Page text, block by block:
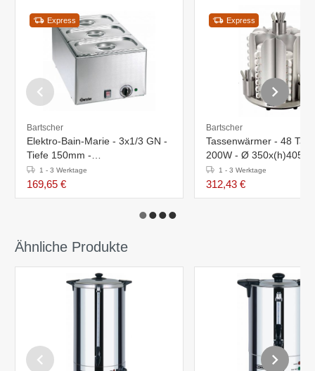
Express
Bartscher
Elektro-Bain-Marie - 3x1/3 GN -
Tiefe 150mm -
338x540x(h)248mm
1 - 3 Werktage
169,65 €
Express
Bartscher
Tassenwärmer - 48
200W - Ø
1 - 3 Werktage
312,43 €
Ähnliche Produkte